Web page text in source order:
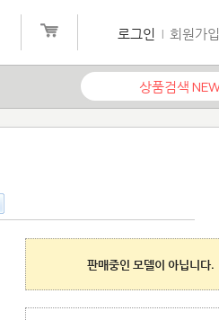
로그인 | 회원가입
판매중인 모델이 아닙니다.